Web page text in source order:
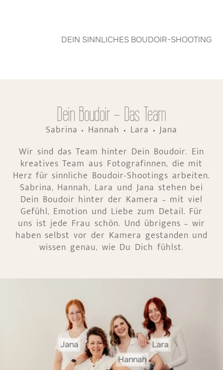
DEIN SINNLICHES BOUDOIR-SHOOTING
Hannah
Lara
Jana
Dein Boudoir - Das Team
Sabrina • Hannah • Lara • Jana
Wir sind das Team hinter Dein Boudoir. Ein
kreatives Team aus Fotografinnen, die mit
Herz für sinnliche Boudoir-Shootings arbeiten.
Sabrina, Hannah, Lara und Jana stehen bei
Dein Boudoir hinter der Kamera – mit viel
Gefühl, Emotion und Liebe zum Detail. Für
uns ist jede Frau schön. Und übrigens – wir
haben selbst vor der Kamera gestanden und
wissen genau, wie Du Dich fühlst.